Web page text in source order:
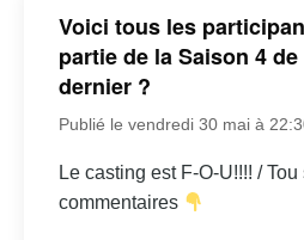
Voici tous les
partie de la Saison 4
dernier ?
Publié le vendredi 30 mai à
Le casting est F-O-U!!!! /
commentaires